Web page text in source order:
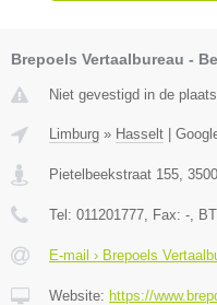
Brepoels Vertaalbureau -
Niet gevestigd in de
Limburg » Hasselt
Pietelbeekstraat 155 3500
Tel: 011201777 , Fax: - ,
E-mail › Brepoels
Website: https://